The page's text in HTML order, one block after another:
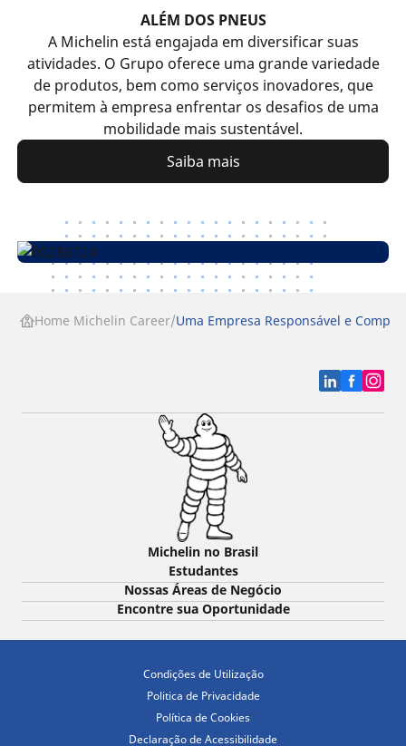
ALÉM DOS PNEUS
A Michelin está engajada em diversificar suas
atividades. O Grupo oferece uma grande variedade
de produtos, bem como serviços inovadores, que
permitem à empresa enfrentar os desafios de uma
mobilidade mais sustentável.
Saiba mais
Home Michelin Career Uma Empresa Responsável e
Michelin no Brasil
Estudantes
Nossas Áreas de Negócio
Encontre sua Oportunidade
Condições de Utilização
Politica de Privacidade
Política de Cookies
Declaração de Acessibilidade